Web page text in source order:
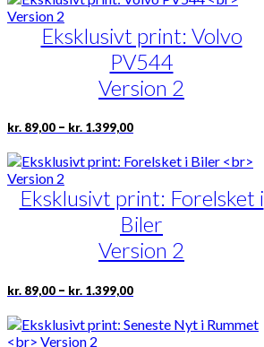
kr. 1.399,00
varianter.
Mulighederne
kan
vælges
på
Eksklusivt print: Volvo
PV544
Version 2
kr. 89,00 – kr. 1.399,00Prisinterval:
kr. 1.399,00
Dette
har
varianter.
Mulighederne
kan
vælges
på
Eksklusivt print: Forelsket i
Biler
Version 2
kr. 89,00 – kr. 1.399,00Prisinterval:
kr. 1.399,00
Dette
har